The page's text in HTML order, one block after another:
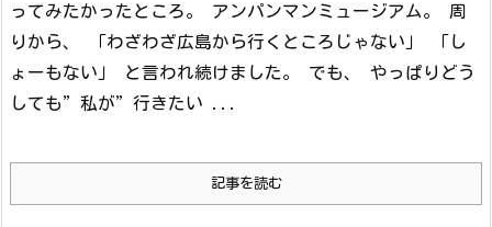
ってみたかったところ。 アンパンマンミュージアム。 周
りから、 「わざわざ広島から行くところじゃない」 「し
ょーもない」 と言われ続けました。 でも、 やっぱりどう
しても”私が”行きたい ...
記事を読む